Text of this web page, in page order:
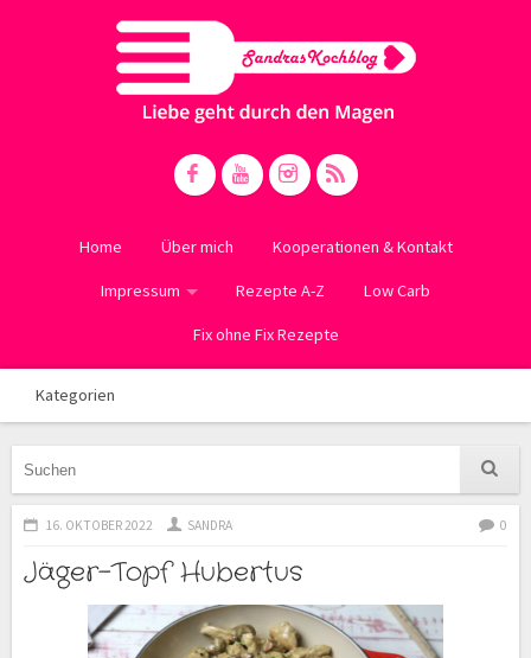
Home Über mich Kooperationen & Kontakt
Impressum Rezepte A-Z Low Carb
Fix ohne Fix Rezepte
Kategorien
16. OKTOBER 2022 SANDRA 0
Jäger-Topf Hubertus